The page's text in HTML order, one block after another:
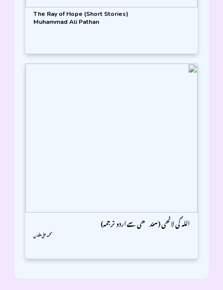
The Ray of Hope (Short Stories)
Muhammad Ali Pathan
اللہ کی لاٹھی (سندھی سے اردو ترجمہ)
محمد علی پٹھان